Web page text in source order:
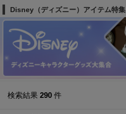
Disney（ディズニー）アイテム特集
検索結果 290 件